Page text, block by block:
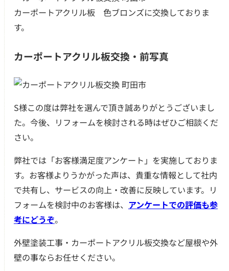
カーポートアクリル板 色ブロンズに交換しておりま
す。
カーポートアクリル板交換・前写真
S様この度は弊社を選んで頂き誠ありがとうございまし
た。今後、リフォームを検討される時はぜひご相談くだ
さい。
弊社では「お客様満足度アンケート」を実施しておりま
す。お客様よりうかがった声は、貴重な情報として社内
で共有し、サービスの向上・改善に反映しています。リ
フォームを検討中のお客様は、 アンケートでの評価も参
考にどうぞ。
外壁塗装工事・カーポートアクリル板交換など屋根や外
壁の事ならお任せください。